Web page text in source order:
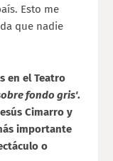
Esto me
que nadie
en el Teatro
fondo gris'.
Cimarro y
importante
o